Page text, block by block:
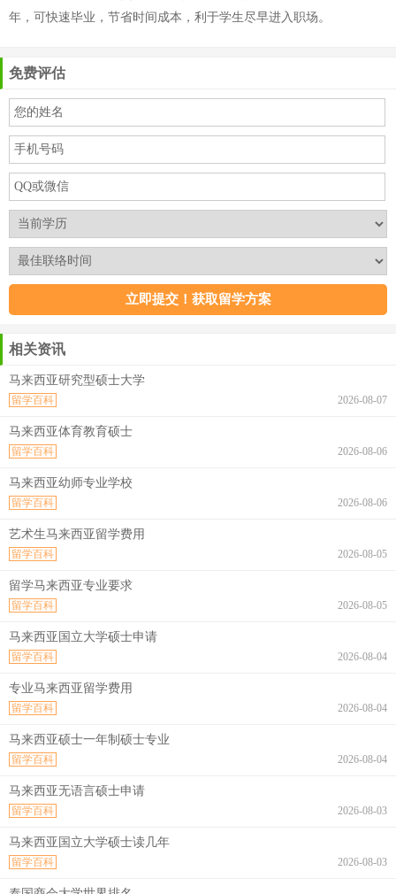
年，可快速毕业，节省时间成本，利于学生尽早进入职场。
免费评估
相关资讯
马来西亚研究型硕士大学
2026-08-07
留学百科
马来西亚体育教育硕士
2026-08-06
留学百科
马来西亚幼师专业学校
2026-08-06
留学百科
艺术生马来西亚留学费用
2026-08-05
留学百科
留学马来西亚专业要求
2026-08-05
留学百科
马来西亚国立大学硕士申请
2026-08-04
留学百科
专业马来西亚留学费用
2026-08-04
留学百科
马来西亚硕士一年制硕士专业
2026-08-04
留学百科
马来西亚无语言硕士申请
2026-08-03
留学百科
马来西亚国立大学硕士读几年
2026-08-03
留学百科